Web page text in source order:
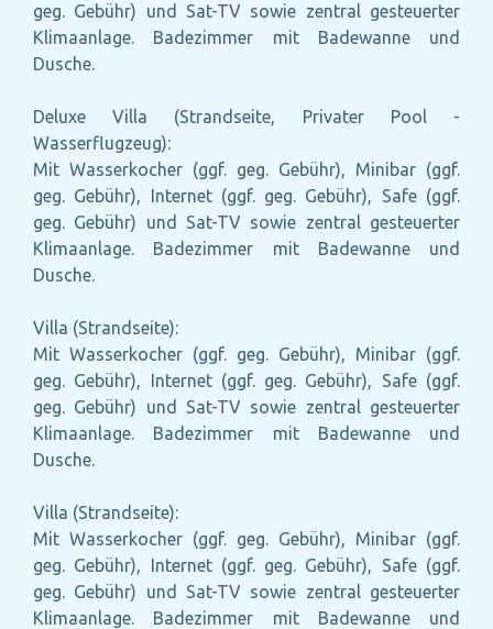
geg. Gebühr) und Sat-TV sowie zentral gesteuerter
Klimaanlage. Badezimmer mit Badewanne und
Dusche.
Deluxe Villa (Strandseite, Privater Pool -
Wasserflugzeug):
Mit Wasserkocher (ggf. geg. Gebühr), Minibar (ggf.
geg. Gebühr), Internet (ggf. geg. Gebühr), Safe (ggf.
geg. Gebühr) und Sat-TV sowie zentral gesteuerter
Klimaanlage. Badezimmer mit Badewanne und
Dusche.
Villa (Strandseite):
Mit Wasserkocher (ggf. geg. Gebühr), Minibar (ggf.
geg. Gebühr), Internet (ggf. geg. Gebühr), Safe (ggf.
geg. Gebühr) und Sat-TV sowie zentral gesteuerter
Klimaanlage. Badezimmer mit Badewanne und
Dusche.
Villa (Strandseite):
Mit Wasserkocher (ggf. geg. Gebühr), Minibar (ggf.
geg. Gebühr), Internet (ggf. geg. Gebühr), Safe (ggf.
geg. Gebühr) und Sat-TV sowie zentral gesteuerter
Klimaanlage. Badezimmer mit Badewanne und